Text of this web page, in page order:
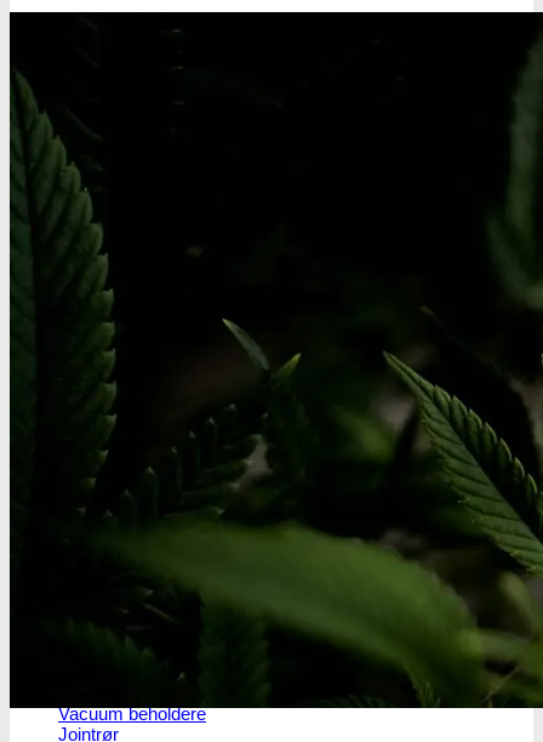
Headshop
Headshop
Jointpapir og filter
King Size Jointpapir
Slim Size Jointpapir
SmokersPack
Smokers Choice
Opbevaring og transport
Vacuum beholdere
Jointrør